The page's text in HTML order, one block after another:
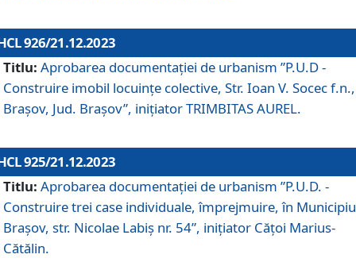
926/21.12.2023
Titlu: Aprobarea documentaţiei de urbanism ”P.U.D -
Construire imobil locuințe colective, Str. Ioan V. Socec f.n.,
Brașov, Jud. Brașov”, inițiator TRIMBITAS AUREL.
925/21.12.2023
Titlu: Aprobarea documentaţiei de urbanism ”P.U.D. -
Construire trei case individuale, împrejmuire, în
Brașov, str. Nicolae Labiș nr. 54”, inițiator Cățoi Marius-
Cătălin.